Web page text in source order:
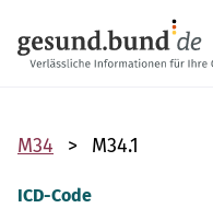
M34 M34.1
ICD-Code